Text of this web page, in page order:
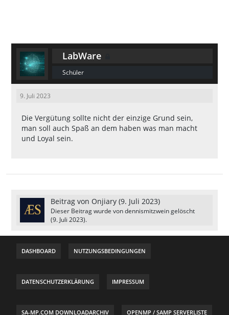
LabWare
Schüler
9. Juli 2023
Die Vergütung sollte nicht der einzige Grund sein,
man soll auch Spaß an dem haben was man macht
und Loyal sein.
Beitrag von Onjiary (9. Juli 2023)
Dieser Beitrag wurde vondennismitzweingelöscht
(9. Juli 2023).
DASHBOARD NUTZUNGSBEDINGUNGEN
DATENSCHUTZERKLÄRUNG IMPRESSUM
SA-MP.COM DOWNLOADARCHIV OPENMP / SAMP SERVERLISTE